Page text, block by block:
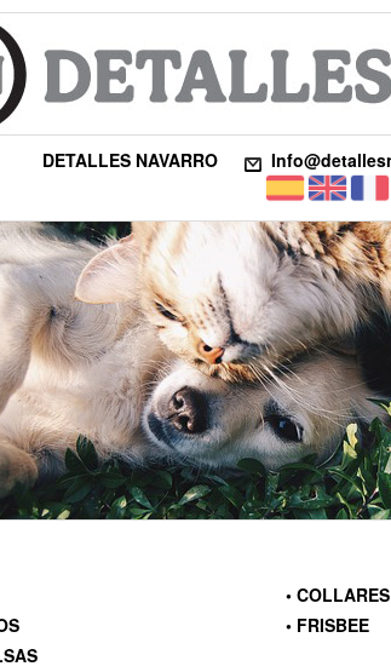
DETALLES NAVARRO
• COLLARES
• FRISBEE